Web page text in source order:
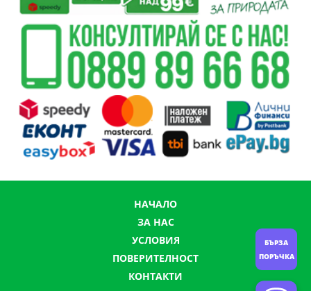
НАЧАЛО
ЗА НАС
УСЛОВИЯ
ПОВЕРИТЕЛНОСТ
КОНТАКТИ
БЪРЗА
ПОРЪЧКА